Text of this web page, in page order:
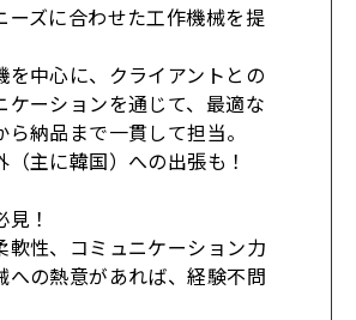
ズに合わせた工作機械を提
中心に、クライアントとの
ケーションを通じて、最適な
納品まで一貫して担当。
主に韓国）への出張も！
！
性、コミュニケーション力
への熱意があれば、経験不問